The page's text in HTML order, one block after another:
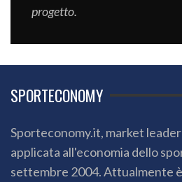
progetto.
SPORTECONOMY
Sporteconomy.it, market
applicata all'economia dello
settembre 2004. Attualmente